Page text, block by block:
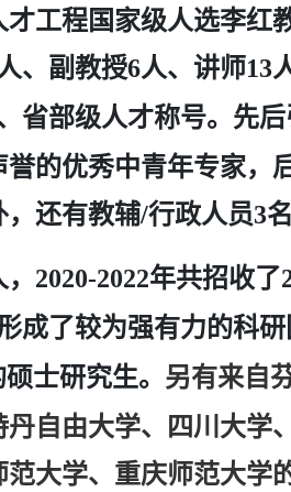
工程国家级人选李红
、副教授6人、讲师13
省部级人才称号。先
的优秀中青年专家，
还有教辅/行政人员3
2020-2022年共招收了
成了较为强有力的科
士研究生。 另有来自
自由大学、四川大学
大学、重庆师范大学